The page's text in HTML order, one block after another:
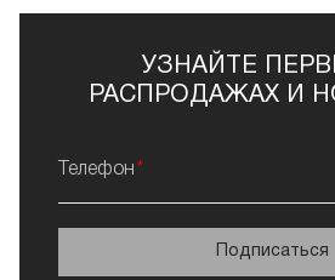
УЗНАЙТЕ
РАСПРОДАЖАХ И
Телефон
Подписаться